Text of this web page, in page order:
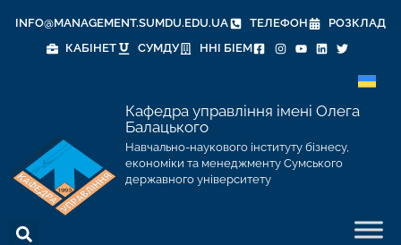
INFO@MANAGEMENT.SUMDU.EDU.UA ТЕЛЕФОН
РОЗКЛАД
КАБІНЕТ
СУМДУ ННІ БІЕМ
Кафедра управління імені Олега
Балацького
Навчально-наукового інституту бізнесу,
економіки та менеджменту Сумського
державного університету